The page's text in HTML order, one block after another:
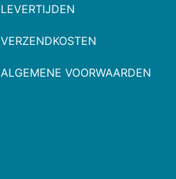
LEVERTIJDEN
VERZENDKOSTEN
ALGEMENE VOORWAARDEN